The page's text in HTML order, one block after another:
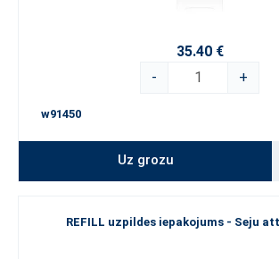
Atklāj savu piedzīvojumu kāro Alter Ego un
kosmētikas somiņā jaunu svaigu vēsmu.
aizraujošo sajūtu, uzklājot jaunu lūpu krāsu vai
palutini sevi ar pavisam jaunu aromātu un
kā atrastos greznā universālveikalā Londonā
pašpārliecības kokteiļa deva, un vari būt drošs –
35.40 €
-
+
w91450
Uz grozu
REFILL uzpildes iepakojums - Seju